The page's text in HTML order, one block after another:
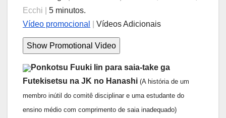
Ecchi |
5 minutos.
Vídeo promocional
Vídeos Adicionais
Ponkotsu Fuuki Iin para saia-take ga
Futekisetsu na JK no Hanashi (A história de um
membro inútil do comitê disciplinar e uma estudante do
ensino médio com comprimento de saia inadequado)